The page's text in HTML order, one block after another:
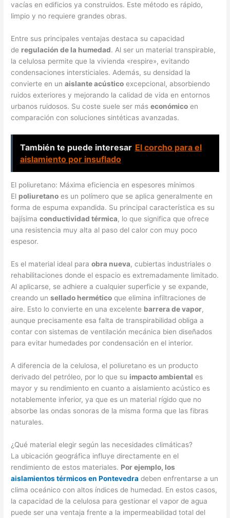
vacías en edificios ya construidos. Este método es rápido,
limpio y no requiere grandes obras.
Entre sus principales ventajas destaca su capacidad
de regulación de la humedad. Al ser un material transpirable,
la celulosa permite que la vivienda «respire», evitando
condensaciones intersticiales. Además, su densidad la
convierte en unaislante acústico excepcional, absorbiendo
ruidos exteriores y mejorando la calidad de vida en entornos
urbanos ruidosos. Su coste suele ser máseconómico en
comparación con soluciones sintéticas avanzadas.
También te puede interesar El corcho para el
aislamiento por insuflado
El poliuretano: Máxima eficiencia en espesores mínimos
El poliuretano es un polímero que se aplica generalmente en
forma de espuma expandida. Su principal característica es su
bajísimaconductividad térmica, lo que significa que ofrece
una resistencia muy alta al paso del calor con muy poco
espesor.
Es el material ideal paraobra nueva, cubiertas industriales o
rehabilitaciones donde el espacio es extremadamente limitado.
Al aplicarse, se adhiere a cualquier superficie y se expande,
creando unsellado hermético que elimina infiltraciones de
aire. Esto lo convierte en una excelente barrera de vapor,
aunque precisamente esa falta de transpirabilidad obliga a
contar con sistemas de ventilación mecánica bien diseñados
para evitar humedades por condensación en el interior.
A diferencia de la celulosa, el poliuretano es un producto
derivado del petróleo, por lo que su impacto ambiental es
mayor y su rendimiento en cuanto a aislamiento acústico es
notablemente inferior, ya que es un material rígido que no
absorbe las ondas sonoras de la misma forma que las fibras
naturales.
¿Qué material elegir según las necesidades climáticas?
La ubicación geográfica influye directamente en el
rendimiento de estos materiales. Por ejemplo, los
aislamientos térmicos en Pontevedra deben enfrentarse a un
clima oceánico con altos índices de humedad. En estos casos,
la capacidad de la celulosa para gestionar el vapor de agua
puede ser una ventaja frente a la impermeabilidad total del